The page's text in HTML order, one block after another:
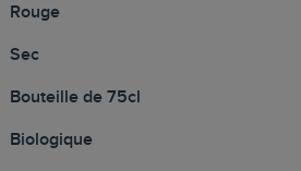
Rouge
Sec
Bouteille de 75cl
Biologique